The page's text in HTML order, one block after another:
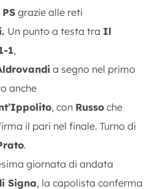
grazie alle reti
Un punto a testa tra Il
1,
a segno nel primo
anche
, con Russo che
il pari nel finale. Turno di
.
giornata di andata
Signa, la capolista conferma